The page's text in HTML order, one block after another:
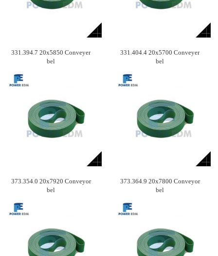
331.394.7 20x5850 Conveyer
bel
331.404.4 20x5700 Conveyer
bel
373.354.0 20x7920 Conveyor
bel
373.364.9 20x7800 Conveyor
bel